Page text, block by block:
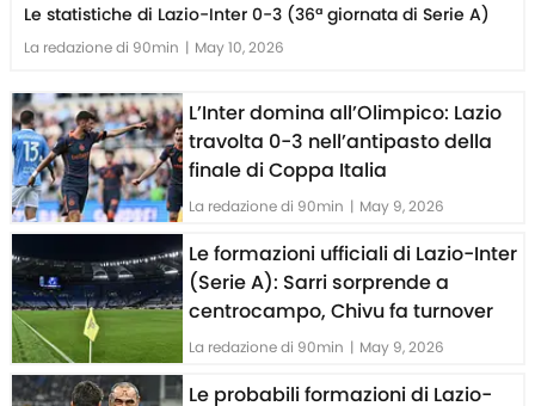
Le statistiche di Lazio-Inter 0-3 (36ª giornata di Serie A)
La redazione di 90min | May 10, 2026
L’Inter domina all’Olimpico: Lazio
travolta 0-3 nell’antipasto della
finale di Coppa Italia
La redazione di 90min | May 9, 2026
Le formazioni ufficiali di Lazio-Inter
(Serie A): Sarri sorprende a
centrocampo, Chivu fa turnover
La redazione di 90min | May 9, 2026
Le probabili formazioni di Lazio-